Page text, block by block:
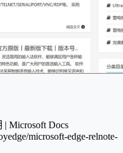
| Microsoft Docs
microsoft-edge-relnote-